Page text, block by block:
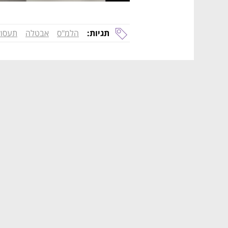
תגיות: הלמ"ס אבטלה